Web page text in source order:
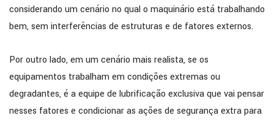
considerando um cenário no qual o maquinário está trabalhando
bem, sem interferências de estruturas e de fatores externos.
Por outro lado, em um cenário mais realista, se os
equipamentos trabalham em condições extremas ou
degradantes, é a equipe de lubrificação exclusiva que vai pensar
nesses fatores e condicionar as ações de segurança extra para